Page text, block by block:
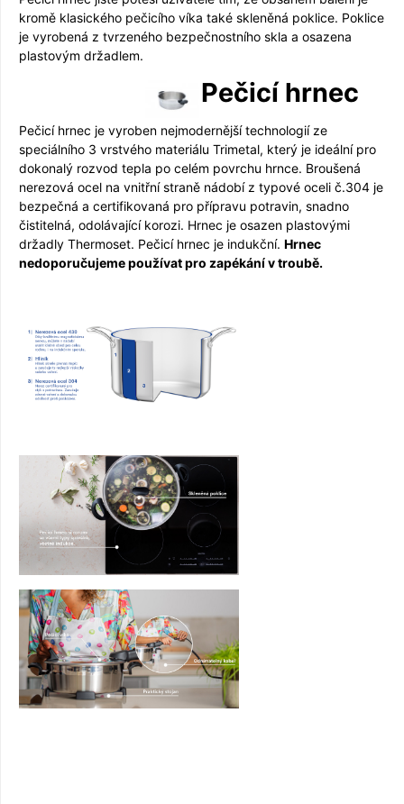
kromě klasického pečicího víka také skleněná poklice. Poklice
je vyrobená z tvrzeného bezpečnostního skla a osazena
plastovým držadlem.
Pečicí hrnec
Pečicí hrnec je vyroben nejmodernější technologií ze
speciálního 3 vrstvého materiálu Trimetal, který je ideální pro
dokonalý rozvod tepla po celém povrchu hrnce. Broušená
nerezová ocel na vnitřní straně nádobí z typové oceli č.304 je
bezpečná a certifikovaná pro přípravu potravin, snadno
čistitelná, odolávající korozi. Hrnec je osazen plastovými
držadly Thermoset. Pečicí hrnec je indukční. Hrnec
nedoporučujeme používat pro zapékání v troubě.